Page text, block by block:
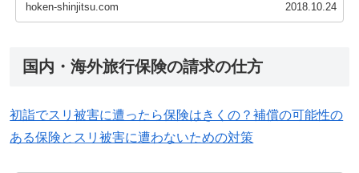
hoken-shinjitsu.com 2018.10.24
国内・海外旅行保険の請求の仕方
初詣でスリ被害に遭ったら保険はきくの？補償の可能性の
ある保険とスリ被害に遭わないための対策